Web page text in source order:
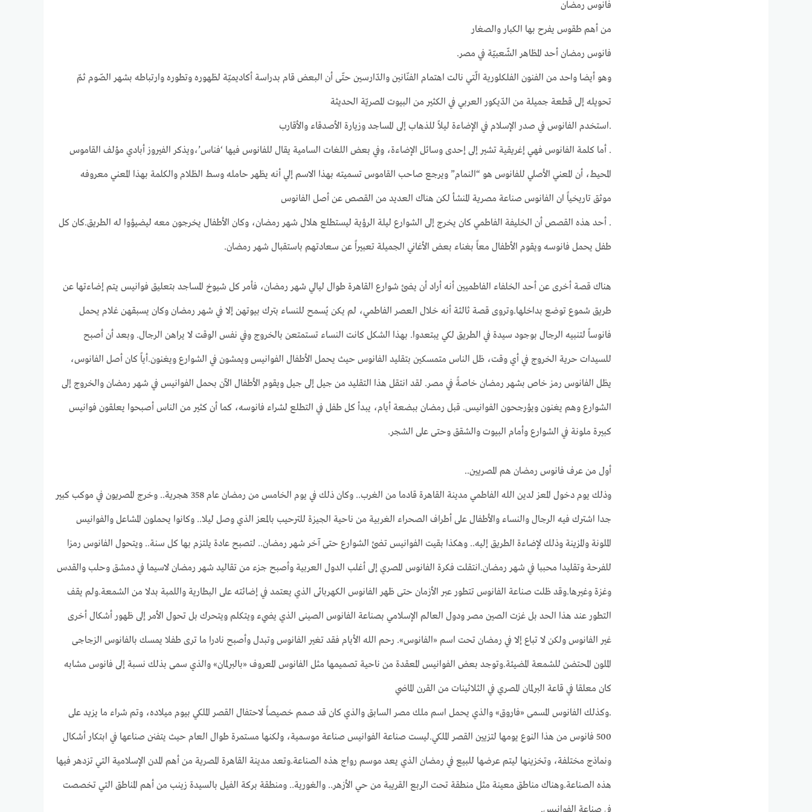
فانوس رمضان
من أهم طقوس يفرح بها الكبار والصغار
فانوس رمضان أحد المظاهر الشّعبيّة في مصر.
وهو أيضا واحد من الفنون الفلكلورية الّتي نالت اهتمام الفنّانين والدّارسين حتّى أن البعض قام بدراسة أكاديميّة لظهوره وتطوره وارتباطه بشهر الصّوم ثمّ
تحويله إلى قطعة جميلة من الدّيكور العربي في الكثير من البيوت المصريّة الحديثة
.استخدم الفانوس في صدر الإسلام في الإضاءة ليلاً للذهاب إلى المساجد وزيارة الأصدقاء والأقارب
. أما كلمة الفانوس فهي إغريقية تشير إلى إحدى وسائل الإضاءة، وفي بعض اللغات السامية يقال للفانوس فيها ‘فناس’،ويذكر الفيروز أبادي مؤلف القاموس
المحيط، أن المعني الأصلي للفانوس هو “النمام” ويرجع صاحب القاموس تسميته بهذا الاسم إلي أنه يظهر حامله وسط الظلام والكلمة بهذا المعني معروفه
موثق تاريخياً ان الفانوس صناعة مصرية المنشأ لكن هناك العديد من القصص عن أصل الفانوس
. أحد هذه القصص أن الخليفة الفاطمي كان يخرج إلى الشوارع ليلة الرؤية ليستطلع هلال شهر رمضان، وكان الأطفال يخرجون معه ليضيؤوا له الطريق.كان كل
طفل يحمل فانوسه ويقوم الأطفال معاً بغناء بعض الأغاني الجميلة تعبيراً عن سعادتهم باستقبال شهر رمضان.
هناك قصة أخرى عن أحد الخلفاء الفاطميين أنه أراد أن يضئ شوارع القاهرة طوال ليالي شهر رمضان، فأمر كل شيوخ المساجد بتعليق فوانيس يتم إضاءتها عن
طريق شموع توضع بداخلها.وتروى قصة ثالثة أنه خلال العصر الفاطمي، لم يكن يُسمح للنساء بترك بيوتهن إلا في شهر رمضان وكان يسبقهن غلام يحمل
فانوساً لتنبيه الرجال بوجود سيدة في الطريق لكي يبتعدوا. بهذا الشكل كانت النساء تستمتعن بالخروج وفي نفس الوقت لا يراهن الرجال. وبعد أن أصبح
للسيدات حرية الخروج في أي وقت، ظل الناس متمسكين بتقليد الفانوس حيث يحمل الأطفال الفوانيس ويمشون في الشوارع ويغنون.أياً كان أصل الفانوس،
يظل الفانوس رمز خاص بشهر رمضان خاصةً في مصر. لقد انتقل هذا التقليد من جيل إلى جيل ويقوم الأطفال الآن بحمل الفوانيس في شهر رمضان والخروج إلى
الشوارع وهم يغنون ويؤرجحون الفوانيس. قبل رمضان ببضعة أيام، يبدأ كل طفل في التطلع لشراء فانوسه، كما أن كثير من الناس أصبحوا يعلقون فوانيس
كبيرة ملونة في الشوارع وأمام البيوت والشقق وحتى على الشجر.
أول من عرف فانوس رمضان هم المصريين..
وذلك يوم دخول المعز لدين الله الفاطمي مدينة القاهرة قادما من الغرب.. وكان ذلك في يوم الخامس من رمضان عام 358 هجرية.. وخرج المصريون في موكب كبير
جدا اشترك فيه الرجال والنساء والأطفال على أطراف الصحراء الغربية من ناحية الجيزة للترحيب بالمعز الذي وصل ليلا.. وكانوا يحملون المشاعل والفوانيس
الملونة والمزينة وذلك لإضاءة الطريق إليه.. وهكذا بقيت الفوانيس تضئ الشوارع حتى آخر شهر رمضان.. لتصبح عادة يلتزم بها كل سنة.. ويتحول الفانوس رمزا
للفرحة وتقليدا محببا في شهر رمضان.انتقلت فكرة الفانوس المصري إلى أغلب الدول العربية وأصبح جزء من تقاليد شهر رمضان لاسيما في دمشق وحلب والقدس
وغزة وغيرها.وقد ظلت صناعة الفانوس تتطور عبر الأزمان حتى ظهر الفانوس الكهربائى الذي يعتمد في إضائته على البطارية واللمبة بدلا من الشمعة.ولم يقف
التطور عند هذا الحد بل غزت الصين مصر ودول العالم الإسلامي بصناعة الفانوس الصينى الذي يضيء ويتكلم ويتحرك بل تحول الأمر إلى ظهور أشكال أخرى
غير الفانوس ولكن لا تباع إلا في رمضان تحت اسم «الفانوس». رحم الله الأيام فقد تغير الفانوس وتبدل وأصبح نادرا ما ترى طفلا يمسك بالفانوس الزجاجى
الملون المحتضن للشمعة المضيئة.وتوجد بعض الفوانيس المعقدة من ناحية تصميمها مثل الفانوس المعروف «بالبرلمان» والذي سمى بذلك نسبة إلى فانوس مشابه
كان معلقا في قاعة البرلمان المصري في الثلاثينات من القرن الماضي
.وكذلك الفانوس المسمى «فاروق» والذي يحمل اسم ملك مصر السابق والذي كان قد صمم خصيصاً لاحتفال القصر الملكي بيوم ميلاده، وتم شراء ما يزيد على
500 فانوس من هذا النوع يومها لتزيين القصر الملكي.ليست صناعة الفوانيس صناعة موسمية، ولكنها مستمرة طوال العام حيث يتفنن صناعها في ابتكار أشكال
ونماذج مختلفة، وتخزينها ليتم عرضها للبيع في رمضان الذي يعد موسم رواج هذه الصناعة.وتعد مدينة القاهرة المصرية من أهم المدن الإسلامية التي تزدهر فيها
هذه الصناعة.وهناك مناطق معينة مثل منطقة تحت الربع القريبة من حي الأزهر.. والغورية.. ومنطقة بركة الفيل بالسيدة زينب من أهم المناطق التي تخصصت
في صناعة الفوانيس.